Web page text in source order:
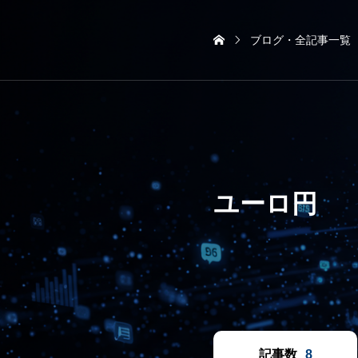
ブログ・全記事一覧
ユーロ円
記事数 8